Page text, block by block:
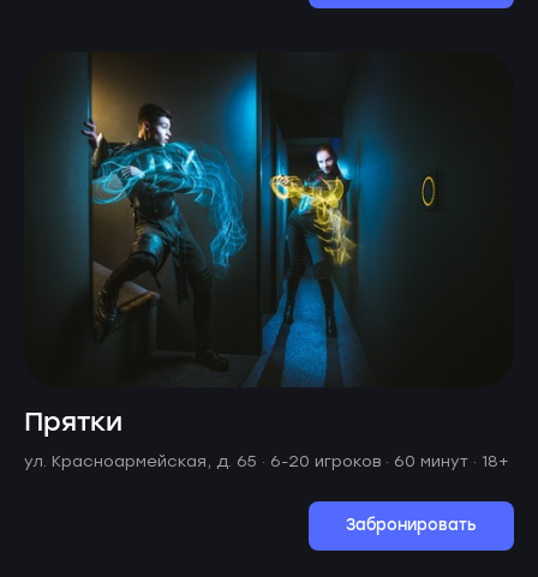
Прятки
ул. Красноармейская, д. 65 · 6-20 игроков · 60 минут · 18+
Забронировать